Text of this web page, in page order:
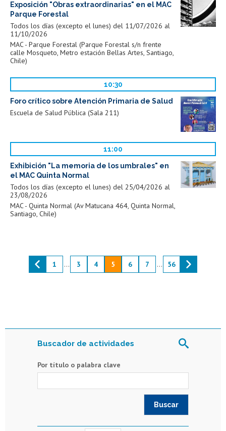
Buscador de actividades
Por título o palabra clave
Exposición "Obras extraordinarias" en el MAC
Parque Forestal
Todos los días (excepto el lunes) del 11/07/2026 al
11/10/2026
MAC - Parque Forestal (Parque Forestal s/n frente
calle Mosqueto, Metro estación Bellas Artes, Santiago,
Chile)
10:30
Foro crítico sobre Atención Primaria de Salud
Escuela de Salud Pública (Sala 211)
11:00
Exhibición "La memoria de los umbrales" en
el MAC Quinta Normal
Todos los días (excepto el lunes) del 25/04/2026 al
23/08/2026
MAC - Quinta Normal (Av Matucana 464, Quinta Normal,
Santiago, Chile)
1 ... 3 4 5 6 7 ... 56